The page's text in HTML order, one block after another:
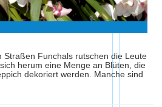
Straßen Funchals rutschen die Leute
herum eine Menge an Blüten, die
dekoriert werden. Manche sind